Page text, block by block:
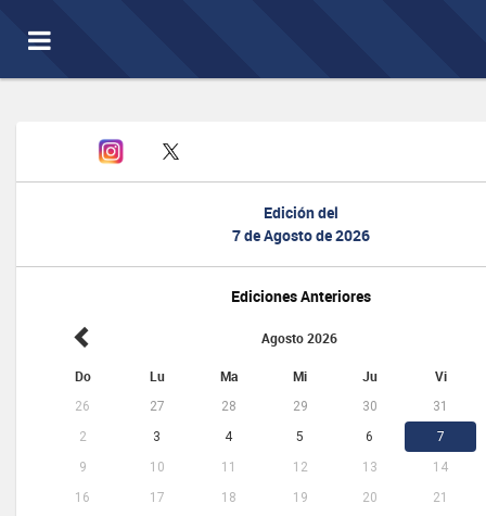
Toggle
navigation
Edición del
7 de Agosto de 2026
Ediciones Anteriores
Agosto 2026
Do Lu Ma Mi Ju Vi
26 27 28 29 30
31
2
3 4 5 6
7
9
10 11 12 13
14
16
17 18 19 20
21